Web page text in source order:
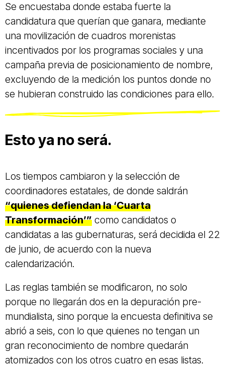
Se encuestaba donde estaba fuerte la
candidatura que querían que ganara, mediante
una movilización de cuadros morenistas
incentivados por los programas sociales y una
campaña previa de posicionamiento de nombre,
excluyendo de la medición los puntos donde no
se hubieran construido las condiciones para ello.
Esto ya no será.
Los tiempos cambiaron y la selección de
coordinadores estatales, de donde saldrán
“quienes defiendan la ‘Cuarta
Transformación’” como candidatos o
candidatas a las gubernaturas, será decidida el 22
de junio, de acuerdo con la nueva
calendarización.
Las reglas también se modificaron, no solo
porque no llegarán dos en la depuración pre-
mundialista, sino porque la encuesta definitiva se
abrió a seis, con lo que quienes no tengan un
gran reconocimiento de nombre quedarán
atomizados con los otros cuatro en esas listas.